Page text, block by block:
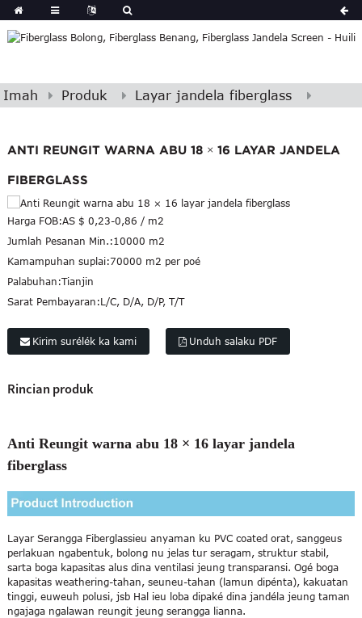
Imah Produk Layar jandela fiberglass
ANTI REUNGIT WARNA ABU 18 × 16 LAYAR JANDELA
FIBERGLASS
Harga FOB:AS $ 0,23-0,86 / m2
Jumlah Pesanan Min.:10000 m2
Kamampuhan suplai:70000 m2 per poé
Palabuhan:Tianjin
Sarat Pembayaran:L/C, D/A, D/P, T/T
Kirim surélék ka kami Unduh salaku PDF
Rincian produk
Anti Reungit warna abu 18 × 16 layar jandela
fiberglass
Layar Serangga Fiberglassieu anyaman ku PVC coated orat, sanggeus
perlakuan ngabentuk, bolong nu jelas tur seragam, struktur stabil,
sarta boga kapasitas alus dina ventilasi jeung transparansi. Ogé boga
kapasitas weathering-tahan, seuneu-tahan (lamun dipénta), kakuatan
tinggi, euweuh polusi, jsb Hal ieu loba dipaké dina jandéla jeung taman
ngajaga ngalawan reungit jeung serangga lianna.